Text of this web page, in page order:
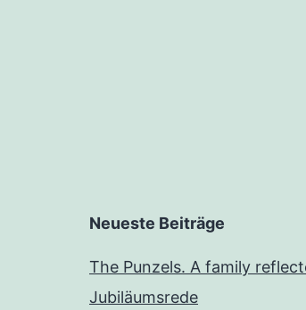
Neueste Beiträge
The Punzels. A family
Jubiläumsrede